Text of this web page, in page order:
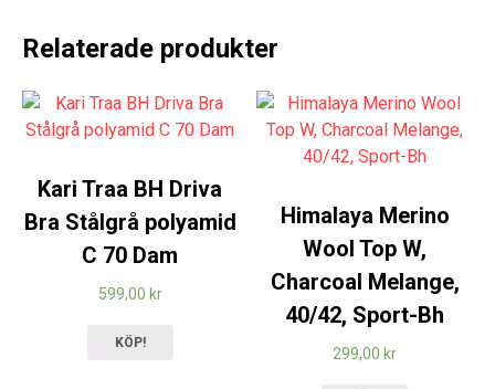
Relaterade produkter
Kari Traa BH Driva
Bra Stålgrå polyamid
C 70 Dam
599,00 kr
KÖP!
Himalaya Merino
Wool Top W,
Charcoal Melange,
40/42, Sport-Bh
299,00kr